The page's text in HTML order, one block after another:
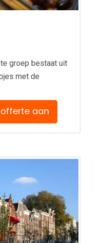
groep bestaat uit
met de
aan